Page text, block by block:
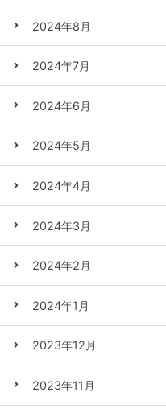
2024年8月
2024年7月
2024年6月
2024年5月
2024年4月
2024年3月
2024年2月
2024年1月
2023年12月
2023年11月